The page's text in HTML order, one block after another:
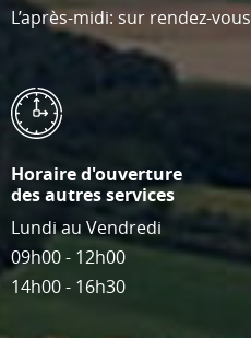
L’après-midi: sur rendez-vous
Horaire d'ouverture
des autres services
Lundi au Vendredi
09h00 - 12h00
14h00 - 16h30